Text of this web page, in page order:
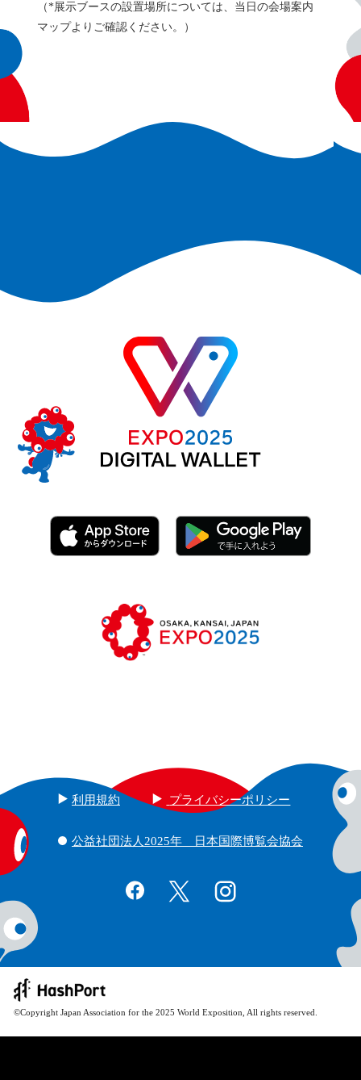
（*展示ブースの設置場所については、当日の会場案内
マップよりご確認ください。）
利用規約 プライバシーポリシー
公益社団法人2025年 日本国際博覧会協会
©Copyright Japan Association for the 2025 World Exposition, All rights reserved.